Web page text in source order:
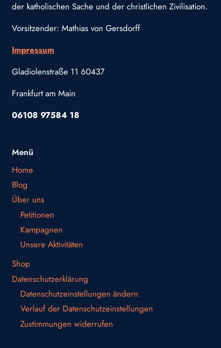
der katholischen Sache und der christlichen Zivilisation.
Vorsitzender: Mathias von Gersdorff
Impressum
Gladiolenstraße 11 60437
Frankfurt am Main
06108 97584 18
Menü
Home
Blog
Über uns
Petitionen
Kampagnen
Unsere Aktivitäten
Shop
Datenschutzerklärung
Datenschutzeinstellungen ändern
Verlauf der Datenschutzeinstellungen
Zustimmungen widerrufen